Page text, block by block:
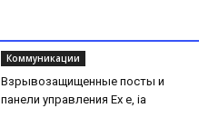
Коммуникации
Взрывозащищенные посты и
панели управления Ex e, ia